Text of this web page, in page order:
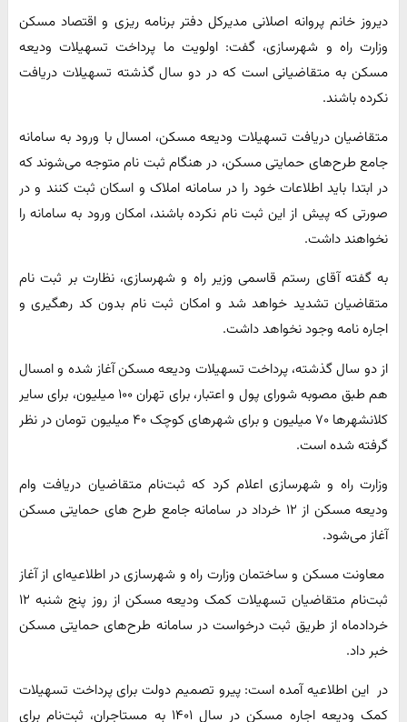
دیروز خانم پروانه اصلانی مدیرکل دفتر برنامه ریزی و اقتصاد مسکن
وزارت راه و شهرسازی، گفت: اولویت ما پرداخت تسهیلات ودیعه
مسکن به متقاضیانی است که در دو سال گذشته تسهیلات دریافت
نکرده باشند.
متقاضیان دریافت تسهیلات ودیعه مسکن، امسال با ورود به سامانه
جامع طرح‌های حمایتی مسکن، در هنگام ثبت نام متوجه می‌شوند که
در ابتدا باید اطلاعات خود را در سامانه املاک و اسکان ثبت کنند و در
صورتی که پیش از این ثبت نام نکرده باشند، امکان ورود به سامانه را
نخواهند داشت.
به گفته آقای رستم قاسمی وزیر راه و شهرسازی، نظارت بر ثبت نام
متقاضیان تشدید خواهد شد و امکان ثبت نام بدون کد رهگیری و
اجاره نامه وجود نخواهد داشت.
از دو سال گذشته، پرداخت تسهیلات ودیعه مسکن آغاز شده و امسال
هم طبق مصوبه شورای پول و اعتبار، برای تهران ۱۰۰ میلیون، برای سایر
کلانشهر‌ها ۷۰ میلیون و برای شهر‌های کوچک ۴۰ میلیون تومان در نظر
گرفته شده است.
وزارت راه و شهرسازی اعلام کرد که ثبت‌نام متقاضیان دریافت وام
ودیعه مسکن از ۱۲ خرداد در سامانه جامع طرح های حمایتی مسکن
آغاز می‌شود.
معاونت مسکن و ساختمان وزارت راه و شهرسازی در اطلاعیه‌ای از آغاز
ثبت‌نام متقاضیان تسهیلات کمک‌ ودیعه مسکن از روز پنج شنبه ۱۲
خردادماه از طریق ثبت درخواست در سامانه طرح‌های حمایتی مسکن
خبر داد.
در این اطلاعیه آمده است: پیرو تصمیم دولت برای پرداخت تسهیلات
کمک ودیعه اجاره مسکن در سال ۱۴۰۱ به مستاجران، ثبت‌نام برای